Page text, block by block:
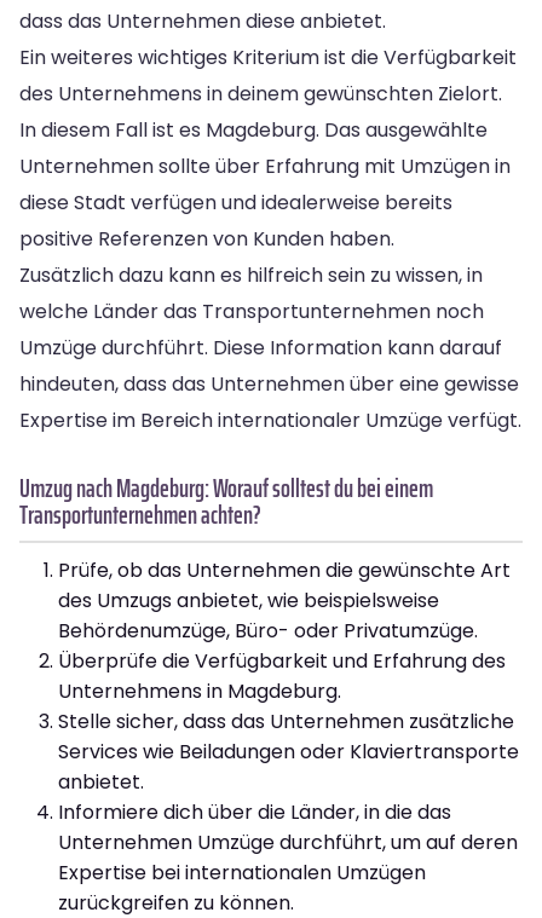
dass das Unternehmen diese anbietet.
Ein weiteres wichtiges Kriterium ist die Verfügbarkeit
des Unternehmens in deinem gewünschten Zielort.
In diesem Fall ist es Magdeburg. Das ausgewählte
Unternehmen sollte über Erfahrung mit Umzügen in
diese Stadt verfügen und idealerweise bereits
positive Referenzen von Kunden haben.
Zusätzlich dazu kann es hilfreich sein zu wissen, in
welche Länder das Transportunternehmen noch
Umzüge durchführt. Diese Information kann darauf
hindeuten, dass das Unternehmen über eine gewisse
Expertise im Bereich internationaler Umzüge verfügt.
Umzug nach Magdeburg: Worauf solltest du bei einem
Transportunternehmen achten?
Prüfe, ob das Unternehmen die gewünschte Art
des Umzugs anbietet, wie beispielsweise
Behördenumzüge, Büro- oder Privatumzüge.
Überprüfe die Verfügbarkeit und Erfahrung des
Unternehmens in Magdeburg.
Stelle sicher, dass das Unternehmen zusätzliche
Services wie Beiladungen oder Klaviertransporte
anbietet.
Informiere dich über die Länder, in die das
Unternehmen Umzüge durchführt, um auf deren
Expertise bei internationalen Umzügen
zurückgreifen zu können.